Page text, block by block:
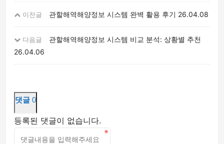
이전글 관할해역해양정보 시스템 완벽 활용 후기 26.04.08
다음글
관할해역해양정보 시스템 비교 분석: 상황별 추천
26.04.06
댓글 0
등록된 댓글이 없습니다.